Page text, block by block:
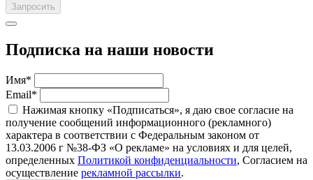
Запросить
Подписка на наши новости
Имя*
Email*
Нажимая кнопку «Подписаться», я даю свое согласие на
получение сообщений информационного (рекламного)
характера в соответствии с Федеральным законом от
13.03.2006 г №38-ФЗ «О рекламе» на условиях и для целей,
определенных Политикой конфиденциальности, Согласием на
осуществление рекламной рассылки.